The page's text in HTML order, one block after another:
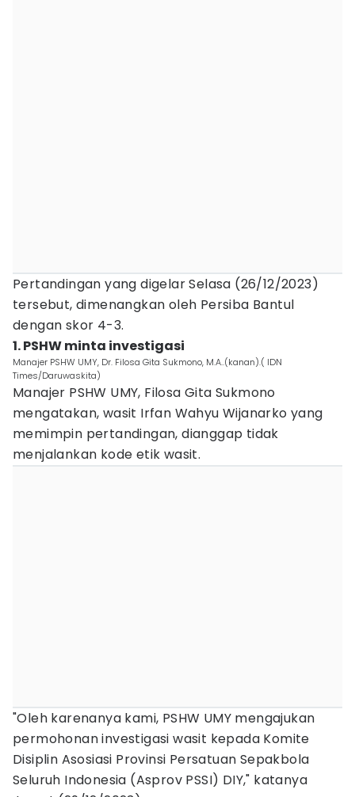
Pertandingan yang digelar Selasa (26/12/2023)
tersebut, dimenangkan oleh Persiba Bantul
dengan skor 4-3.
1. PSHW minta investigasi
Manajer PSHW UMY, Dr. Filosa Gita Sukmono, M.A..(kanan).( IDN
Times/Daruwaskita)
Manajer PSHW UMY, Filosa Gita Sukmono
mengatakan, wasit Irfan Wahyu Wijanarko yang
memimpin pertandingan, dianggap tidak
menjalankan kode etik wasit.
"Oleh karenanya kami, PSHW UMY mengajukan
permohonan investigasi wasit kepada Komite
Disiplin Asosiasi Provinsi Persatuan Sepakbola
Seluruh Indonesia (Asprov PSSI) DIY," katanya